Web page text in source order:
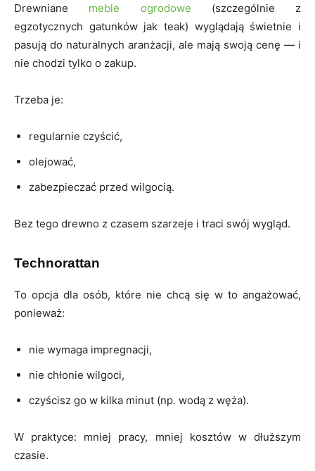
Drewniane meble ogrodowe (szczególnie z
egzotycznych gatunków jak teak) wyglądają świetnie i
pasują do naturalnych aranżacji, ale mają swoją cenę — i
nie chodzi tylko o zakup.
Trzeba je:
regularnie czyścić,
olejować,
zabezpieczać przed wilgocią.
Bez tego drewno z czasem szarzeje i traci swój wygląd.
Technorattan
To opcja dla osób, które nie chcą się w to angażować,
ponieważ:
nie wymaga impregnacji,
nie chłonie wilgoci,
czyścisz go w kilka minut (np. wodą z węża).
W praktyce: mniej pracy, mniej kosztów w dłuższym
czasie.